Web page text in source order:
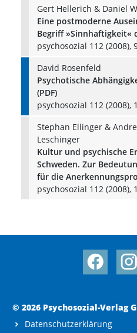
Gert Hellerich & Daniel
Eine postmoderne
Begriff »Sinnhaftigkeit«
psychosozial 112 (2008),
David Rosenfeld
Psychotische
(PDF)
psychosozial 112 (2008),
Stephan Ellinger &
Leschinger
Kultur und psychische
Schweden. Zur
für die
psychosozial 112 (2008),
© 2026 Psychosozial-Verlag
Datenschutzerklärung